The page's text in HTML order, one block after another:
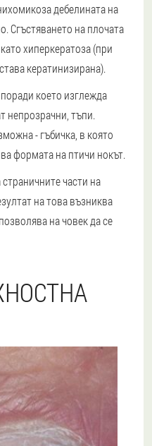
дебелината на
Сгъстяването на плочата
хиперкератоза (при
кератинизирана).
което изглежда
непрозрачни, тъпи.
- гъбичка, в която
формата на птичи нокът.
части на
на това възниква
на човек да се